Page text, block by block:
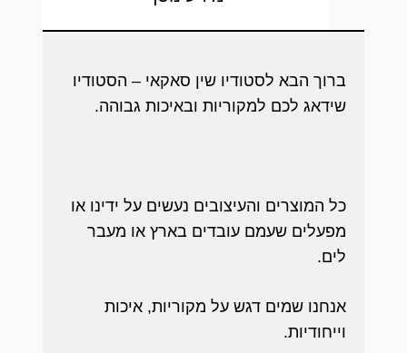
ברוך הבא לסטודיו שין סאקאי – הסטודיו
שידאג לכם למקוריות ובאיכות גבוהה.
כל המוצרים והעיצובים נעשים על ידינו או
מפעלים שעמם עובדים בארץ או מעבר
לים.
אנחנו שמים דגש על מקוריות, איכות
וייחודיות.